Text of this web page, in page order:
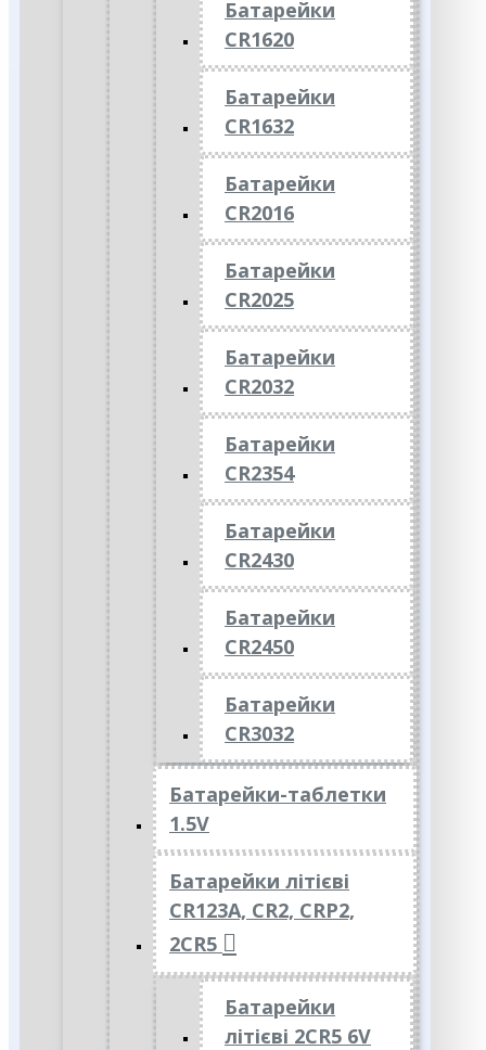
Батарейки
CR1620
Батарейки
CR1632
Батарейки
CR2016
Батарейки
CR2025
Батарейки
CR2032
Батарейки
CR2354
Батарейки
CR2430
Батарейки
CR2450
Батарейки
CR3032
Батарейки-таблетки
1.5V
Батарейки літієві
CR123A, CR2, CRP2,
2CR5
Батарейки
літієві 2CR5 6V